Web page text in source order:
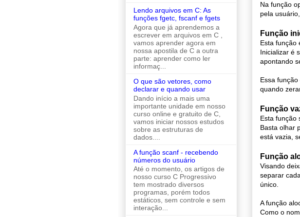
Na função
pela
Função
Esta função
Inicializar é
apontando
Essa
quando
Função
Esta função
Basta olhar
está vazia,
Função
Visando
separar
único.
A função
Como o
Lendo arquivos em C: As
funções fgetc, fscanf e fgets
Agora que já aprendemos a
escrever em arquivos em C ,
vamos aprender agora em
nossa apostila de C a outra
parte: aprender como ler
informaç...
O que são vetores, como
declarar e quando usar
Dando início a mais uma
importante unidade em nosso
curso online e gratuito de C,
vamos iniciar nossos estudos
sobre as estruturas de
dados....
A função scanf - recebendo
números do usuário
Até o momento, os artigos de
nosso curso C Progressivo
tem mostrado diversos
programas, porém todos
estáticos, sem controle e sem
interação...